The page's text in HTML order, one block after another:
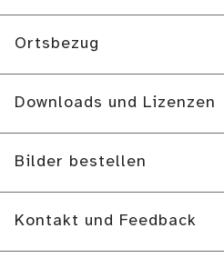
Ortsbezug
Downloads und Lizenzen
Bilder bestellen
Kontakt und Feedback